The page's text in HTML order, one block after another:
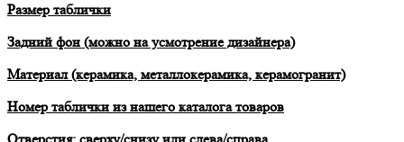
Размер таблички
Задний фон (можно на усмотрение дизайнера)
Материал (керамика, металлокерамика, керамогранит)
Номер таблички из нашего каталога товаров